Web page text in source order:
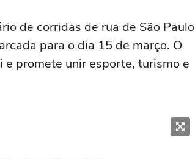
de corridas de rua de São Paulo
para o dia 15 de março. O
promete unir esporte, turismo e